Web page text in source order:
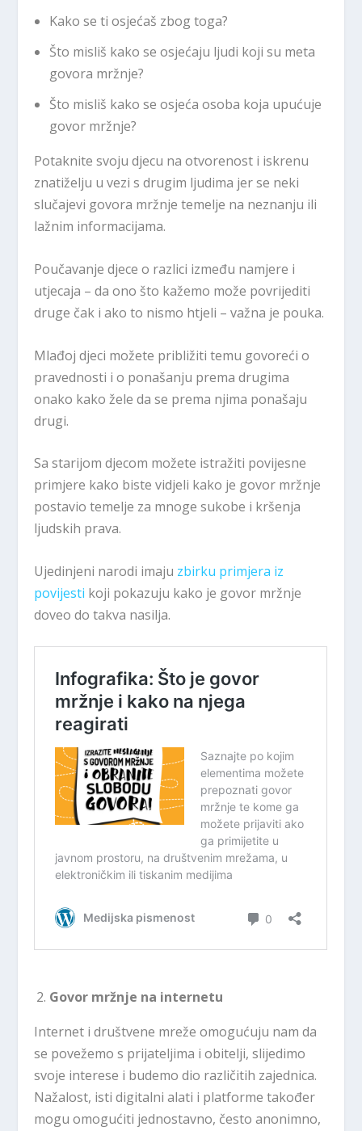
Kako se ti osjećaš zbog toga?
Što misliš kako se osjećaju ljudi koji su meta
govora mržnje?
Što misliš kako se osjeća osoba koja upućuje
govor mržnje?
Potaknite svoju djecu na otvorenost i iskrenu
znatiželju u vezi s drugim ljudima jer se neki
slučajevi govora mržnje temelje na neznanju ili
lažnim informacijama.
Poučavanje djece o razlici između namjere i
utjecaja – da ono što kažemo može povrijediti
druge čak i ako to nismo htjeli – važna je pouka.
Mlađoj djeci možete približiti temu govoreći o
pravednosti i o ponašanju prema drugima
onako kako žele da se prema njima ponašaju
drugi.
Sa starijom djecom možete istražiti povijesne
primjere kako biste vidjeli kako je govor mržnje
postavio temelje za mnoge sukobe i kršenja
ljudskih prava.
Ujedinjeni narodi imaju zbirku primjera iz
povijesti koji pokazuju kako je govor mržnje
doveo do takva nasilja.
Govor mržnje na internetu
Internet i društvene mreže omogućuju nam da
se povežemo s prijateljima i obitelji, slijedimo
svoje interese i budemo dio različitih zajednica.
Nažalost, isti digitalni alati i platforme također
mogu omogućiti jednostavno, često anonimno,